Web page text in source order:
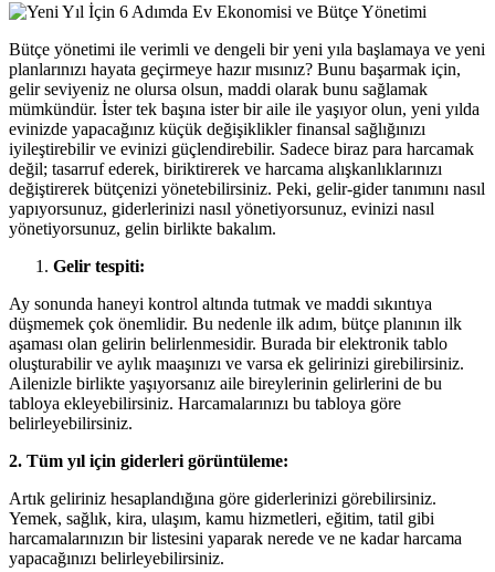
Bütçe yönetimi ile verimli ve dengeli bir yeni yıla başlamaya ve yeni
planlarınızı hayata geçirmeye hazır mısınız? Bunu başarmak için,
gelir seviyeniz ne olursa olsun, maddi olarak bunu sağlamak
mümkündür. İster tek başına ister bir aile ile yaşıyor olun, yeni yılda
evinizde yapacağınız küçük değişiklikler finansal sağlığınızı
iyileştirebilir ve evinizi güçlendirebilir. Sadece biraz para harcamak
değil; tasarruf ederek, biriktirerek ve harcama alışkanlıklarınızı
değiştirerek bütçenizi yönetebilirsiniz. Peki, gelir-gider tanımını nasıl
yapıyorsunuz, giderlerinizi nasıl yönetiyorsunuz, evinizi nasıl
yönetiyorsunuz, gelin birlikte bakalım.
Gelir tespiti:
Ay sonunda haneyi kontrol altında tutmak ve maddi sıkıntıya
düşmemek çok önemlidir. Bu nedenle ilk adım, bütçe planının ilk
aşaması olan gelirin belirlenmesidir. Burada bir elektronik tablo
oluşturabilir ve aylık maaşınızı ve varsa ek gelirinizi girebilirsiniz.
Ailenizle birlikte yaşıyorsanız aile bireylerinin gelirlerini de bu
tabloya ekleyebilirsiniz. Harcamalarınızı bu tabloya göre
belirleyebilirsiniz.
2. Tüm yıl için giderleri görüntüleme:
Artık geliriniz hesaplandığına göre giderlerinizi görebilirsiniz.
Yemek, sağlık, kira, ulaşım, kamu hizmetleri, eğitim, tatil gibi
harcamalarınızın bir listesini yaparak nerede ve ne kadar harcama
yapacağınızı belirleyebilirsiniz.